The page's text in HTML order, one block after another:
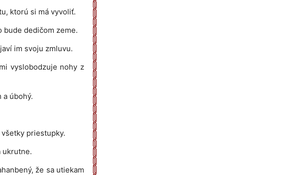
ktorú si má vyvoliť.
bude dedičom zeme.
im svoju zmluvu.
vyslobodzuje nohy z
a úbohý.
priestupky.
ukrutne.
že sa utiekam